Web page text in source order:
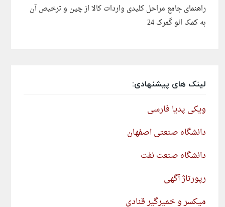
راهنمای جامع مراحل کلیدی واردات کالا از چین و ترخیص آن
به کمک الو گمرک 24
لینک های پیشنهادی:
ویکی پدیا فارسی
دانشگاه صنعتی اصفهان
دانشگاه صنعت نفت
رپورتاژ آگهی
میکسر و خمیرگیر قنادی